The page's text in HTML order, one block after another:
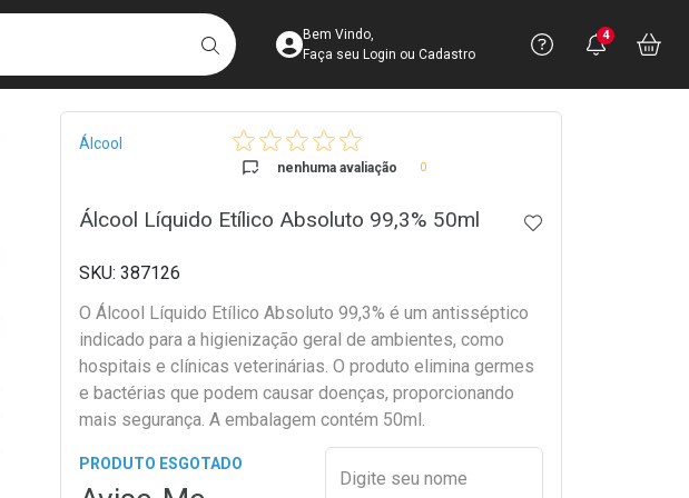
BUSCARAcesse sua Conta
Bem Vindo,
Faça seu Login ou Cadastro
Precisa
Ver Recursos
Você
4
Breadcrumb
Álcool
nenhuma avaliação 0
Álcool Líquido Etílico Absoluto 99,3% 50ml ADICIONAR AOS
387126
O Álcool Líquido Etílico Absoluto 99,3% é um antisséptico
indicado para a higienização geral de ambientes, como
hospitais e clínicas veterinárias. O produto elimina germes
e bactérias que podem causar doenças, proporcionando
mais segurança. A embalagem contém 50ml.
PRODUTO ESGOTADO Preencher nome e email
Digite seu nome